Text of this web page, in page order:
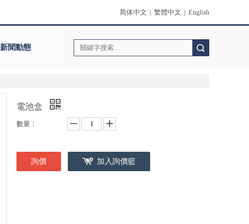
简体中文 繁體中文 English
新聞動態
電池盒
數量：
詢價 加入詢價籃